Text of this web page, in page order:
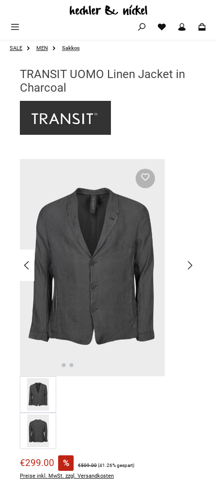
Zum Hauptinhalt springen
SALE MEN Sakkos
TRANSIT UOMO Linen Jacket in
Charcoal
Verkaufspreis:
€299.00 % Regulärer Preis:
€509.00(41.26% gespart)
Preise inkl. MwSt. zzgl. Versandkosten